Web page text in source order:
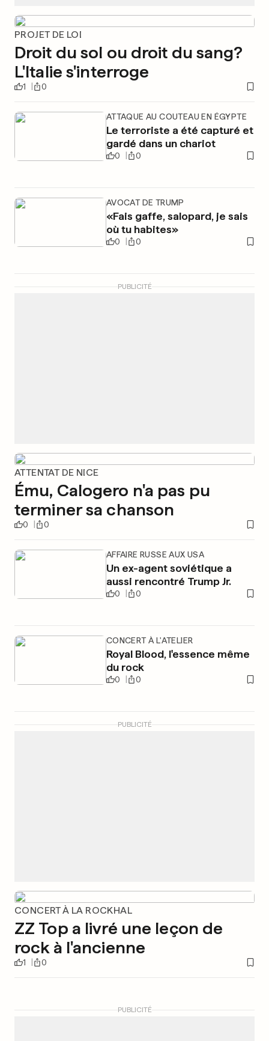
PROJET DE LOI
Droit du sol ou droit du sang?
L'Italie s'interroge
1 0
ATTAQUE AU COUTEAU EN ÉGYPTE
Le terroriste a été capturé et
gardé dans un chariot
0 0
AVOCAT DE TRUMP
«Fais gaffe, salopard, je sais
où tu habites»
0 0
PUBLICITÉ
ATTENTAT DE NICE
Ému, Calogero n'a pas pu
terminer sa chanson
0 0
AFFAIRE RUSSE AUX USA
Un ex-agent soviétique a
aussi rencontré Trump Jr.
0 0
CONCERT À L'ATELIER
Royal Blood, l'essence même
du rock
0 0
PUBLICITÉ
CONCERT À LA ROCKHAL
ZZ Top a livré une leçon de
rock à l'ancienne
1 0
PUBLICITÉ